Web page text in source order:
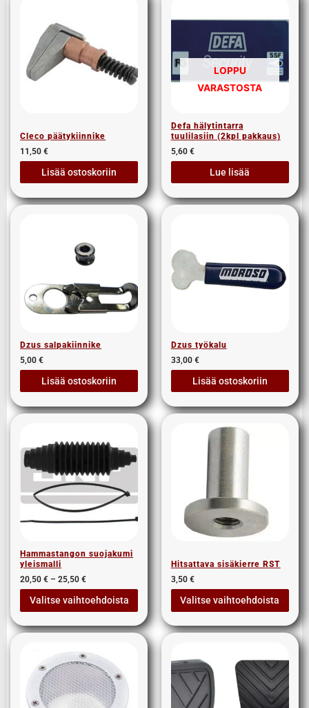
Cleco päätykiinnike
11,50€
Lisää ostoskoriin
LOPPU
VARASTOSTA
Defa hälytintarra
tuulilasiin (2kpl pakkaus)
5,60 €
Lue lisää
Dzus salpakiinnike
5,00€
Lisää ostoskoriin
Dzus työkalu
33,00 €
Lisää ostoskoriin
Hammastangon suojakumi
yleismalli
20,50€ – 25,50€
Valitse vaihtoehdoista
Hitsattava sisäkierre RST
3,50 €
Valitse vaihtoehdoista